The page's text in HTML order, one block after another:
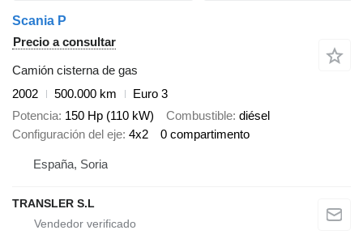
Scania P
Precio a consultar
Camión cisterna de gas
2002
500.000 km
Euro 3
Potencia 150 Hp (110 kW) Combustible diésel
Configuración del eje 4x2 0 compartimento
España, Soria
TRANSLER S.L